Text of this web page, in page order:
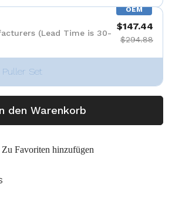
OEM
(Lead Time is 30-
$147.44
$294.88
Puller Set
den Warenkorb
Zu Favoriten hinzufügen